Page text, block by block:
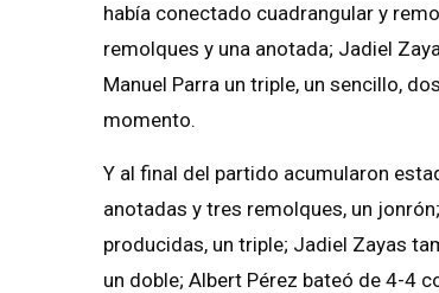
había conectado cuadrangular y
remolques y una anotada; Jadiel
Manuel Parra un triple, un sencillo,
momento.
Y al final del partido acumularon
anotadas y tres remolques, un
producidas, un triple; Jadiel Zayas
un doble; Albert Pérez bateó de 4-4